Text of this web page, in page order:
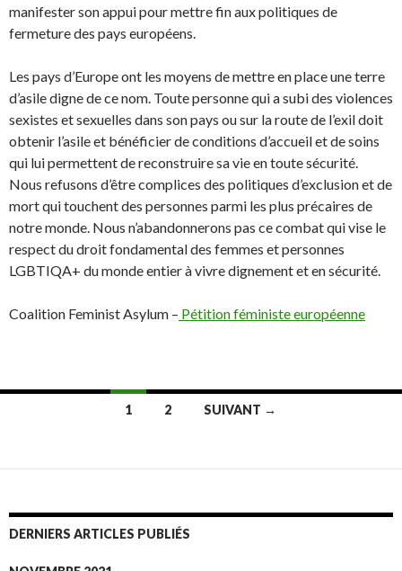
manifester son appui pour mettre fin aux politiques de
fermeture des pays européens.
Les pays d’Europe ont les moyens de mettre en place une terre
d’asile digne de ce nom. Toute personne qui a subi des violences
sexistes et sexuelles dans son pays ou sur la route de l’exil doit
obtenir l’asile et bénéficier de conditions d’accueil et de soins
qui lui permettent de reconstruire sa vie en toute sécurité.
Nous refusons d’être complices des politiques d’exclusion et de
mort qui touchent des personnes parmi les plus précaires de
notre monde. Nous n’abandonnerons pas ce combat qui vise le
respect du droit fondamental des femmes et personnes
LGBTIQA+ du monde entier à vivre dignement et en sécurité.
Coalition Feminist Asylum – Pétition féministe européenne
des
1 2 SUIVANT →
DERNIERS ARTICLES PUBLIÉS